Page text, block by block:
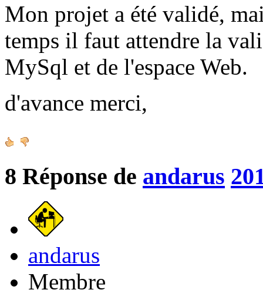
Mon projet a été validé,
temps il faut attendre la
MySql et de l'espace Web.
d'avance merci,
8 Réponse de andarus
andarus
Membre